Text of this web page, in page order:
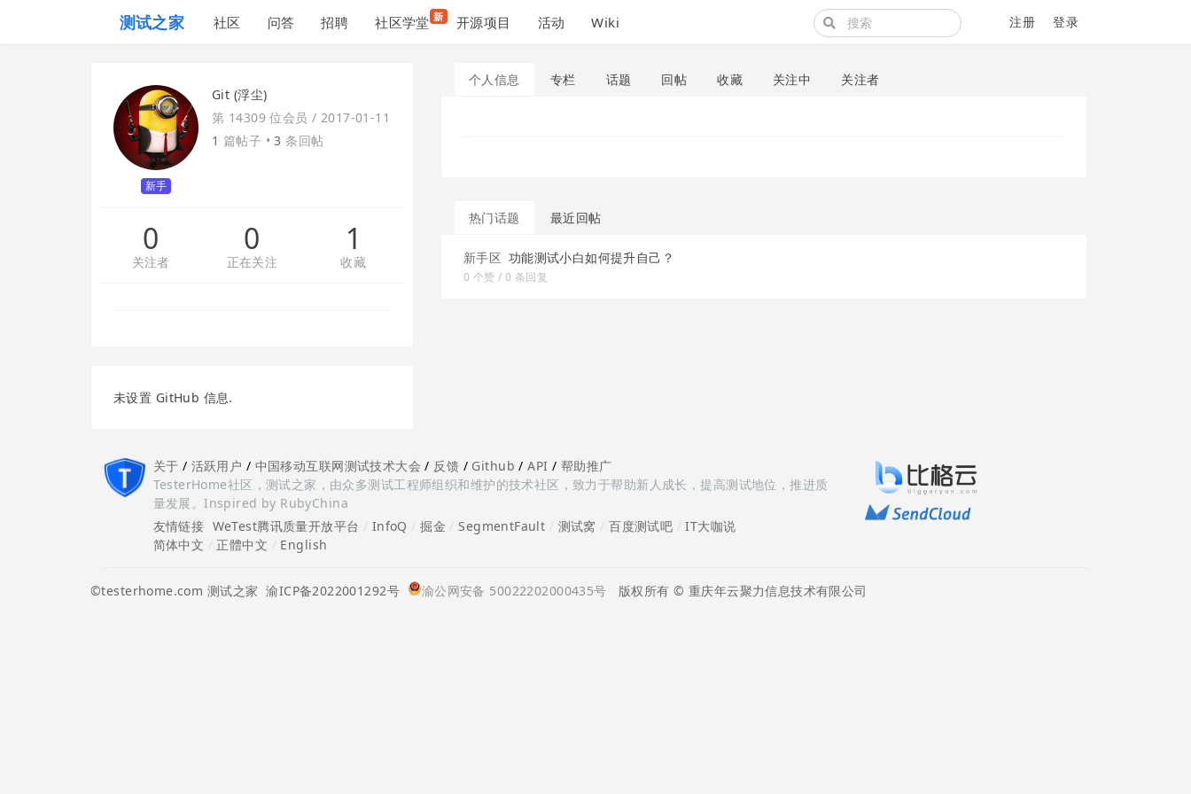
测试之家 社区 问答 招聘 社区学堂 新 开源项目 活动 Wiki 注册 登录
新手
Git (浮尘)
第 14309 位会员 / 2017-01-11
1 篇帖子 •3 条回帖
0
关注者
0
正在关注
1
收藏
未设置 GitHub 信息.
个人信息 专栏 话题 回帖 收藏 关注中 关注者
热门话题 最近回帖
新手区 功能测试小白如何提升自己？
0 个赞 / 0 条回复
关于 / 活跃用户 / 中国移动互联网测试技术大会 / 反馈 / Github /API / 帮助推广
TesterHome社区，测试之家，由众多测试工程师组织和维护的技术社区，致力于帮助新人成长，提高测试地位，推进质
量发展。Inspired by RubyChina
友情链接 WeTest腾讯质量开放平台 InfoQ /掘金 /SegmentFault 测试窝 /百度测试吧 /IT大咖说
简体中文
正體中文 English
©testerhome.com 测试之家 渝ICP备2022001292号 渝公网安备 50022202000435号 版权所有 © 重庆年云聚力信息技术有限公司